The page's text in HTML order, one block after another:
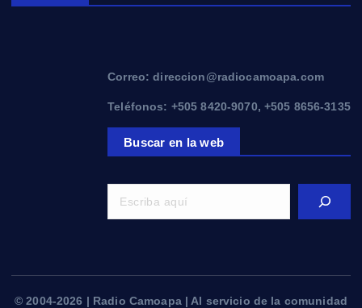
Correo: direccion@radiocamoapa.com
Teléfonos: +505 8420-9070, +505 8656-3135
Buscar en la web
© 2004-2026 | Radio Camoapa | Al servicio de la comunidad